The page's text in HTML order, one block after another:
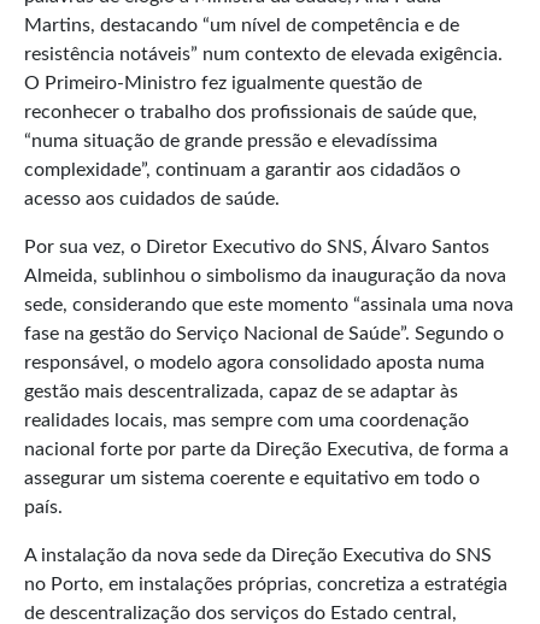
Martins, destacando “um nível de competência e de
resistência notáveis” num contexto de elevada exigência.
O Primeiro-Ministro fez igualmente questão de
reconhecer o trabalho dos profissionais de saúde que,
“numa situação de grande pressão e elevadíssima
complexidade”, continuam a garantir aos cidadãos o
acesso aos cuidados de saúde.
Por sua vez, o Diretor Executivo do SNS, Álvaro Santos
Almeida, sublinhou o simbolismo da inauguração da nova
sede, considerando que este momento “assinala uma nova
fase na gestão do Serviço Nacional de Saúde”. Segundo o
responsável, o modelo agora consolidado aposta numa
gestão mais descentralizada, capaz de se adaptar às
realidades locais, mas sempre com uma coordenação
nacional forte por parte da Direção Executiva, de forma a
assegurar um sistema coerente e equitativo em todo o
país.
A instalação da nova sede da Direção Executiva do SNS
no Porto, em instalações próprias, concretiza a estratégia
de descentralização dos serviços do Estado central,